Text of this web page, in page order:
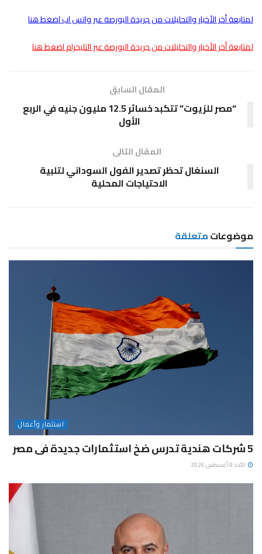
لمتابعة أخر الأخبار والتحليلات من جريدة البورصة عبر واتس اب اضغط هنا
لمتابعة أخر الأخبار والتحليلات من جريدة البورصة عبر التليجرام اضغط هنا
المقال السابق
“مصر للزيوت” تتكبد خسائر 12.5 مليون جنيه في الربع
الأول
المقال التالى
السنغال تحظر تصدير الفول السوداني لتلبية
الاحتياجات المحلية
موضوعاتمتعلقة
استثمار وأعمال
5 شركات هندية تدرس ضخ استثمارات جديدة فى مصر
الأحد 9 أغسطس 2026